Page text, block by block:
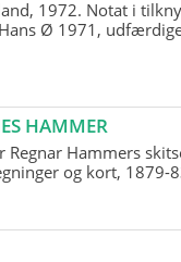
1972. Notat i
Ø 1971,
HAMMER
Hammers
og kort, 1879-